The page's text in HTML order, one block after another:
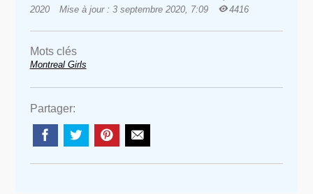
2020
Mise à jour : 3 septembre 2020, 7:09 4416
Mots clés
Montreal Girls
Partager: